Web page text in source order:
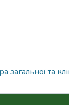
загальної та